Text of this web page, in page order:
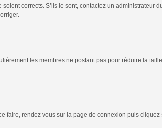
corrects. S’ils le sont, contactez un administrateur
les membres ne postant pas pour réduire la
faire, rendez vous sur la page de connexion puis cliquez